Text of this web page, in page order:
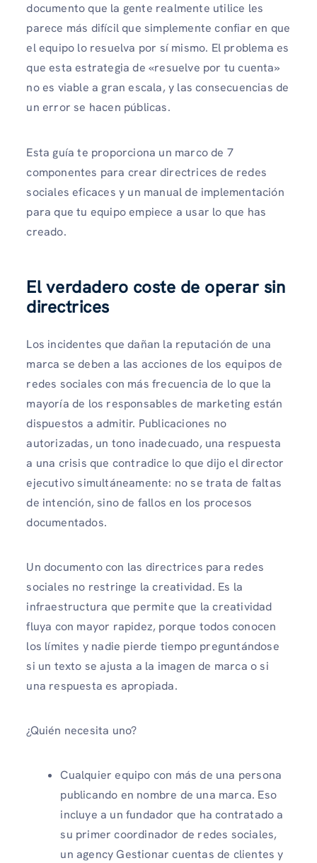
documento que la gente realmente utilice les
parece más difícil que simplemente confiar en que
el equipo lo resuelva por sí mismo. El problema es
que esta estrategia de «resuelve por tu cuenta»
no es viable a gran escala, y las consecuencias de
un error se hacen públicas.
Esta guía te proporciona un marco de 7
componentes para crear directrices de redes
sociales eficaces y un manual de implementación
para que tu equipo empiece a usar lo que has
creado.
El verdadero coste de operar sin
directrices
Los incidentes que dañan la reputación de una
marca se deben a las acciones de los equipos de
redes sociales con más frecuencia de lo que la
mayoría de los responsables de marketing están
dispuestos a admitir. Publicaciones no
autorizadas, un tono inadecuado, una respuesta
a una crisis que contradice lo que dijo el director
ejecutivo simultáneamente: no se trata de faltas
de intención, sino de fallos en los procesos
documentados.
Un documento con las directrices para redes
sociales no restringe la creatividad. Es la
infraestructura que permite que la creatividad
fluya con mayor rapidez, porque todos conocen
los límites y nadie pierde tiempo preguntándose
si un texto se ajusta a la imagen de marca o si
una respuesta es apropiada.
¿Quién necesita uno?
Cualquier equipo con más de una persona
publicando en nombre de una marca. Eso
incluye a un fundador que ha contratado a
su primer coordinador de redes sociales,
un agency Gestionar cuentas de clientes y